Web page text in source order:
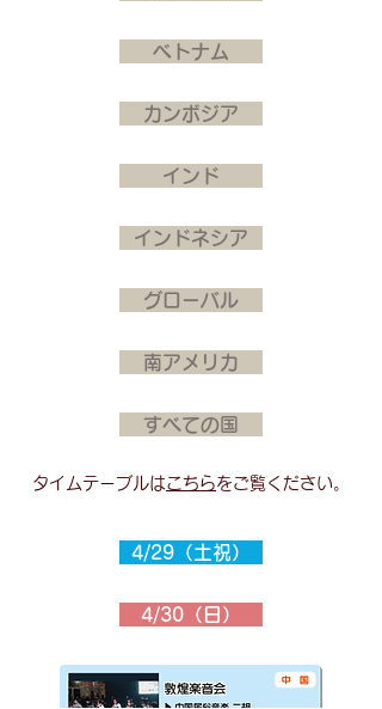
ベトナム
カンボジア
インド
インドネシア
グローバル
南アメリカ
すべての国
タイムテーブルはこちらをご覧ください。
4/29（土祝）
4/30（日）